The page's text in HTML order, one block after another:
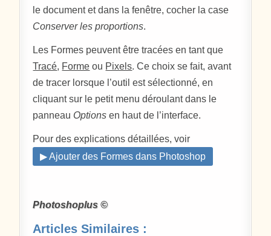
le document et dans la fenêtre, cocher la case
Conserver les proportions.
Les Formes peuvent être tracées en tant que
Tracé, Forme ou Pixels. Ce choix se fait, avant
de tracer lorsque l’outil est sélectionné, en
cliquant sur le petit menu déroulant dans le
panneau Options en haut de l’interface.
Pour des explications détaillées, voir
▶ Ajouter des Formes dans Photoshop
Photoshoplus ©
Articles Similaires :